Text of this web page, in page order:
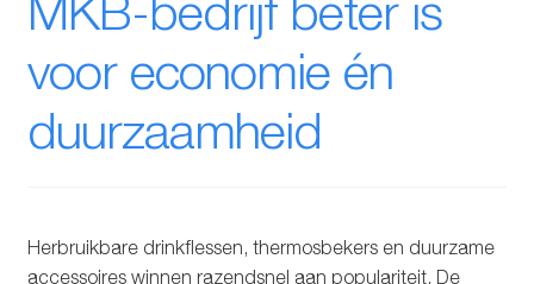
RVS drinkfles
Broodtrommels & lunchboxen
voor economie én
duurzaamheid
Herbruikbare drinkflessen, thermosbekers en duurzame
accessoires winnen razendsnel aan populariteit. De